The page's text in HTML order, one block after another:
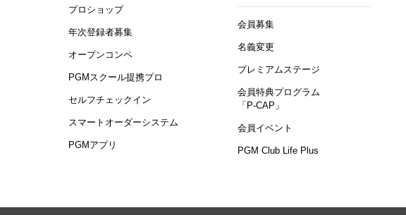
プロショップ
年次登録者募集
オープンコンペ
PGMスクール提携プロ
セルフチェックイン
スマートオーダーシステム
PGMアプリ
会員募集
名義変更
プレミアムステージ
会員特典プログラム
「P-CAP」
会員イベント
PGM Club Life Plus